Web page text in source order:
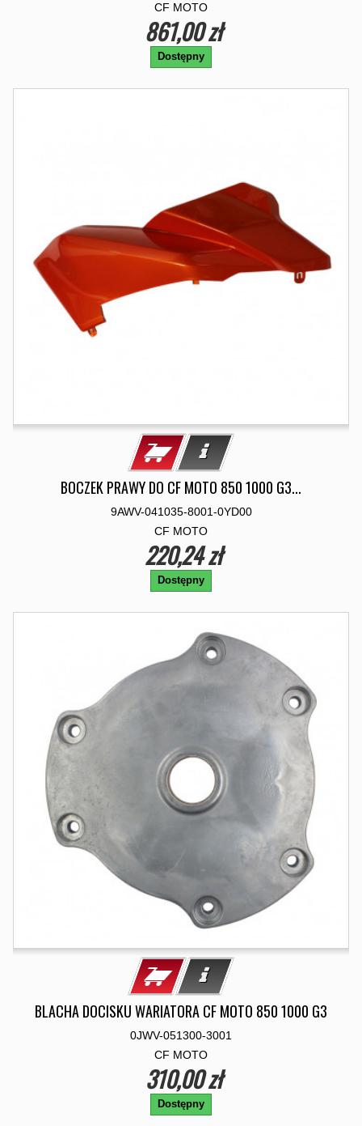
CF MOTO
861,00 zł
Dostępny
BOCZEK PRAWY DO CF MOTO 850 1000 G3...
9AWV-041035-8001-0YD00
CF MOTO
220,24 zł
Dostępny
BLACHA DOCISKU WARIATORA CF MOTO 850 1000 G3
0JWV-051300-3001
CF MOTO
310,00 zł
Dostępny